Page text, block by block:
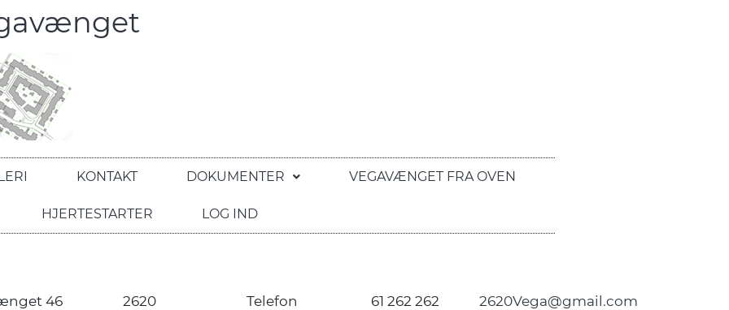
KONTAKT DOKUMENTER VEGAVÆNGET FRA OVEN
HJERTESTARTER LOG IND
46
2620
Telefon 61 262 262 2620Vega@gmail.com